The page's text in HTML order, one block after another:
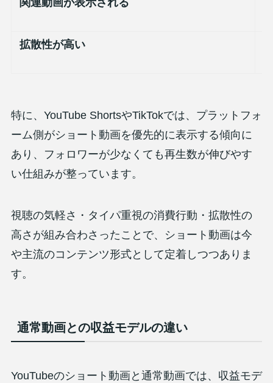
関連動画が表示される
拡散性が高い
特に、YouTube ShortsやTikTokでは、プラットフォ
ーム側がショート動画を優先的に表示する傾向に
あり、フォロワーが少なくても再生数が伸びやす
い仕組みが整っています。
視聴の気軽さ・タイパ重視の消費行動・拡散性の
高さが組み合わさったことで、ショート動画は今
や主流のコンテンツ形式として定着しつつありま
す。
通常動画との収益モデルの違い
YouTubeのショート動画と通常動画では、収益モデ